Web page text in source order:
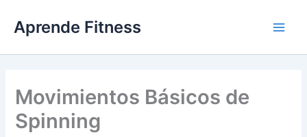
contenido
Aprende Fitness
Movimientos Básicos de
Spinning